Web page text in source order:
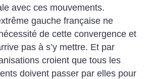
avec ces mouvements.
gauche française ne
de cette convergence et
pas à s’y mettre. Et par
croient que tous les
doivent passer par elles pour